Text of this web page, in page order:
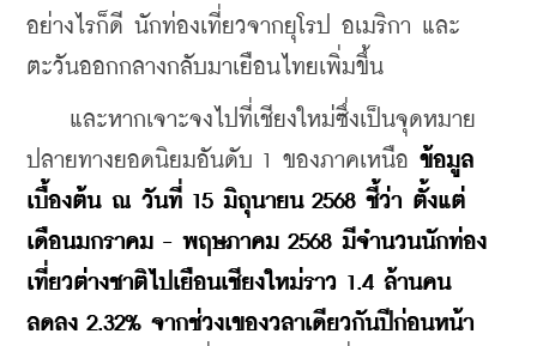
อย่างไรก็ดี นักท่องเที่ยวจากยุโรป อเมริกา และ
ตะวันออกกลางกลับมาเยือนไทยเพิ่มขึ้น
และหากเจาะจงไปที่เชียงใหม่ซึ่งเป็นจุดหมาย
ปลายทางยอดนิยมอันดับ 1 ของภาคเหนือ ข้อมูล
เบื้องต้น ณ วันที่ 15 มิถุนายน 2568 ชี้ว่า ตั้งแต่
เดือนมกราคม - พฤษภาคม 2568 มีจำนวนนักท่อง
เที่ยวต่างชาติไปเยือนเชียงใหม่ราว 1.4 ล้านคน
ลดลง 2.32% จากช่วงเของวลาเดียวกันปีก่อนหน้า